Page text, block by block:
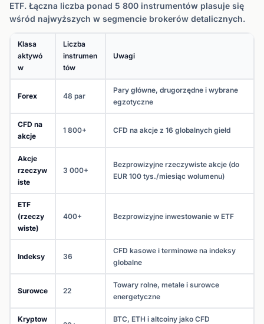
ETF. Łączna liczba ponad 5 800 instrumentów plasuje się
wśród najwyższych w segmencie brokerów detalicznych.
Klasa
aktywó
w
Liczba
instrumen
tów
Uwagi
Forex 48 par
Pary główne, drugorzędne i wybrane
egzotyczne
CFD na
akcje
1 800+ CFD na akcje z 16 globalnych giełd
Akcje
rzeczyw
iste
3 000+
Bezprowizyjne rzeczywiste akcje (do
EUR 100 tys./miesiąc wolumenu)
ETF
(rzeczy
wiste)
400+ Bezprowizyjne inwestowanie w ETF
Indeksy 36
CFD kasowe i terminowe na indeksy
globalne
Surowce 22
Towary rolne, metale i surowce
energetyczne
Kryptow BTC, ETH i altcoiny jako CFD